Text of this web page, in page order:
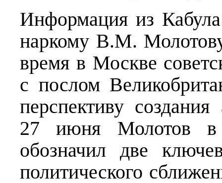
Информация из
наркому В.М.
время в Москве
с послом
перспективу создания
27 июня Молотов в
обозначил две
политического